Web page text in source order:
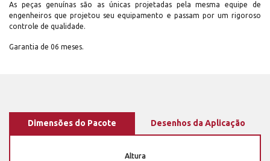
As peças genuínas são as únicas projetadas pela mesma equipe de
engenheiros que projetou seu equipamento e passam por um rigoroso
controle de qualidade.
Garantia de 06 meses.
Dimensões do Pacote Desenhos da Aplicação
Altura